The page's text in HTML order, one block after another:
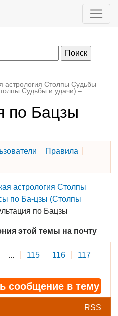
астрология Столпы Судьбы –
Судьбы и удачи) –
по Бацзы
Правила
астрология Столпы
по Ба-цзы (Столпы
по Бацзы
этой темы на почту
... 115 116
117
сообщение в тему
RSS